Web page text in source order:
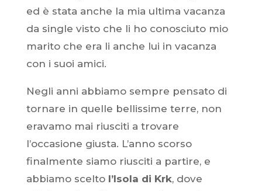
ed è stata anche la mia ultima vacanza
da single visto che li ho conosciuto mio
marito che era li anche lui in vacanza
con i suoi amici.
Negli anni abbiamo sempre pensato di
tornare in quelle bellissime terre, non
eravamo mai riusciti a trovare
l’occasione giusta. L’anno scorso
finalmente siamo riusciti a partire, e
abbiamo scelto l’Isola di Krk, dove